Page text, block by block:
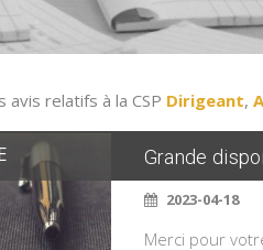
avis relatifs à la CSP Dirigeant,
Grande
2023-04-18
Merci pour